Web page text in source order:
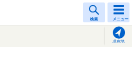
検索 メニュー
現在地